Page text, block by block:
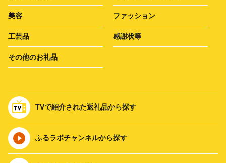
美容 ファッション
工芸品 感謝状等
その他のお礼品
TVで紹介された返礼品から探す
ふるラボチャンネルから探す